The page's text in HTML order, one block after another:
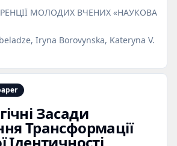
МОЛОДИХ ВЧЕНИХ «НАУКОВА
Iryna Borovynska, Kateryna V.
Засади
Трансформації